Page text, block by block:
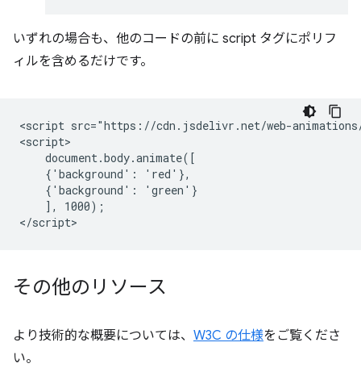
いずれの場合も、他のコードの前に script タグにポリフ
ィルを含めるだけです。
<script src="https://cdn.jsdelivr.net/web-
<script>
    document.body.animate([
    {'background': 'red'},
    {'background': 'green'}
    ], 1000);
その他のリソース
より技術的な概要については、 W3C の仕様をご覧くださ
い。